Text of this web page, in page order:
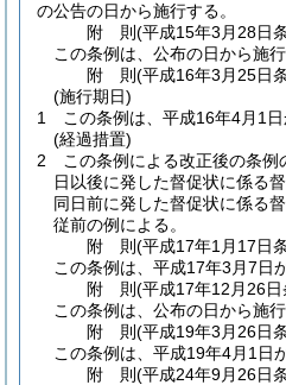
の公告の日から施行する。
附 則(平成15年3月28日
この条例は、公布の日から施行
附 則(平成16年3月25日
(施行期日)
1
この条例は、平成16年4月1日
(経過措置)
2
この条例による改正後の条
日以後に発した督促状に係る
同日前に発した督促状に係る
従前の例による。
附 則(平成17年1月17日
この条例は、平成17年3月7日
附 則(平成17年12月26日
この条例は、公布の日から施行
附 則(平成19年3月26日
この条例は、平成19年4月1日
附 則(平成24年9月26日